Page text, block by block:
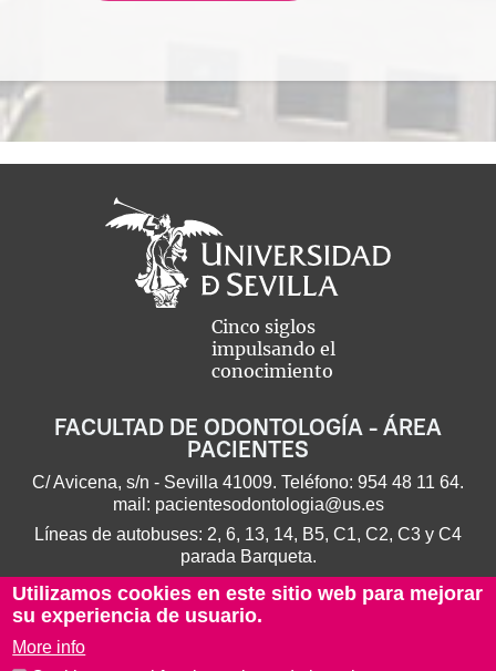
Cinco siglos
impulsando el
conocimiento
FACULTAD DE ODONTOLOGÍA - ÁREA
PACIENTES
C/ Avicena, s/n - Sevilla 41009. Teléfono: 954 48 11 64.
mail: pacientesodontologia@us.es
Líneas de autobuses: 2, 6, 13, 14, B5, C1, C2, C3 y C4
parada Barqueta.
Utilizamos cookies en este sitio web para mejorar
su experiencia de usuario.
More info